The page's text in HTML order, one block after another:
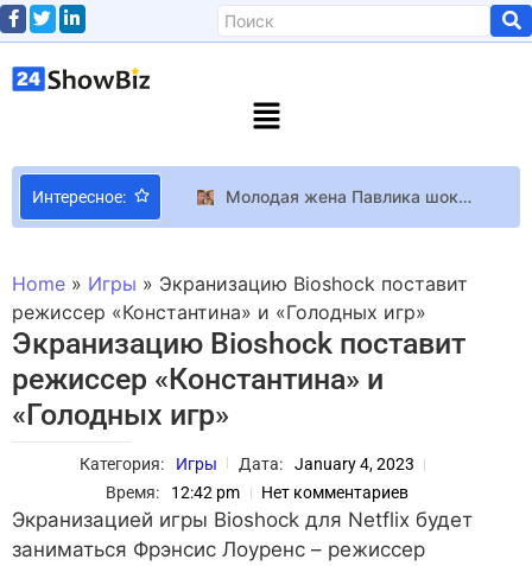
Интересное:
Молодая жена Павлика шокировала видом после операции: показала, как теперь выглядит ее новый нос (фото)
Assassin\’s Creed Сериал по мотивам Assassin\’s Creed остался без шоураннера
Жена киевского ведущего Молодецкого, попавшего в смертельное ДТП, впервые показала свой вид после аварии: на нее страшно взглянуть
4 минуты геймплея кооперативной Orbitals в стиле аниме 90-х
Home » Игры » Экранизацию Bioshock поставит
режиссер «Константина» и «Голодных игр»
Экранизацию Bioshock поставит
режиссер «Константина» и
«Голодных игр»
Категория: Игры Дата:
January 4, 2023
Время:
12:42 pm Нет комментариев
Экранизацией игры Bioshock для Netflix будет
заниматься Фрэнсис Лоуренс – режиссер